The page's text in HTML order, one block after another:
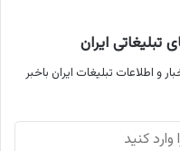
تبلیغاتی ایران
و اطلاعات تبلیغات ایران باخبر